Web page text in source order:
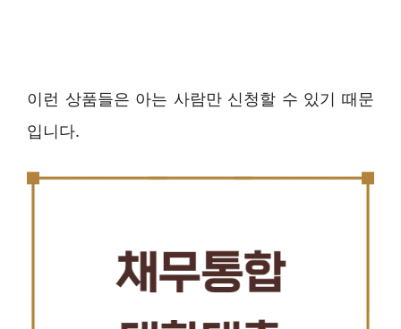
이런 상품들은 아는 사람만 신청할 수 있기 때문
입니다.